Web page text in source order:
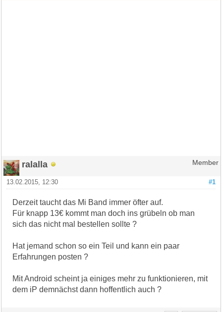
ralalla Member
#1
13.02.2015, 12:30
Derzeit taucht das Mi Band immer öfter auf.
Für knapp 13€ kommt man doch ins grübeln ob man
sich das nicht mal bestellen sollte ?
Hat jemand schon so ein Teil und kann ein paar
Erfahrungen posten ?
Mit Android scheint ja einiges mehr zu funktionieren, mit
dem iP demnächst dann hoffentlich auch ?